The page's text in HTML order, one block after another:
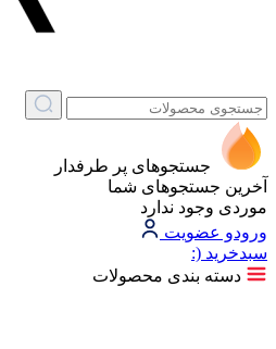
جستجوهای پر طرفدار
آخرین جستجوهای شما
موردی وجود ندارد
ورودو عضویت
سبد‌خرید (:
دسته بندی محصولات